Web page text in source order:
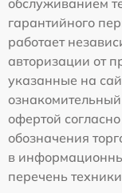
обслуживанием
гарантийного
работает
авторизации от
указанные на
офертой
обозначения
в
перечень